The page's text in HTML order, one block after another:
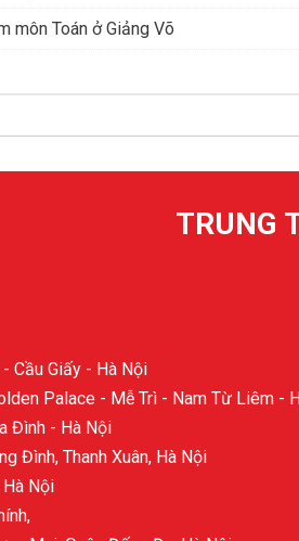
môn Toán ở Giảng Võ
TRUNG
Cầu Giấy - Hà Nội
Palace - Mễ Trì - Nam Từ Liêm -
Đình - Hà Nội
Đình, Thanh Xuân, Hà Nội
Hà Nội